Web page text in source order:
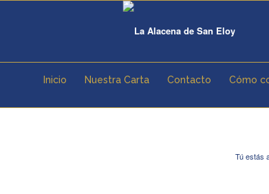
Inicio Nuestra Carta Contacto Cómo
Tú estás